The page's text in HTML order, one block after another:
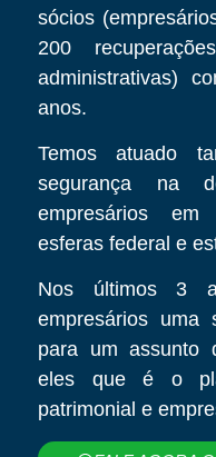
sócios
200
administrativas)
anos.
Temos atuado
segurança na
empresários
esferas federal e
Nos últimos 3
empresários uma
para um assunto
eles que é o
patrimonial e